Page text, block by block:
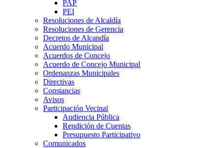
PAP
PEI
Resoluciones de Alcaldía
Resoluciones de Gerencia
Decretos de Alcandía
Acuerdo Municipal
Acuerdos de Concejo
Acuerdo de Concejo Municipal
Ordenanzas Municipales
Directivas
Constancias
Avisos
Participación Vecinal
Audiencia Pública
Rendición de Cuentas
Presupuesto Participativo
Comunicados